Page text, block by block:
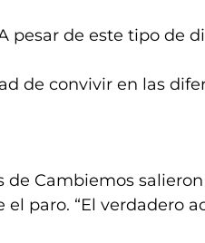
pesar de este tipo de
de convivir en las
de Cambiemos salieron
paro. “El verdadero